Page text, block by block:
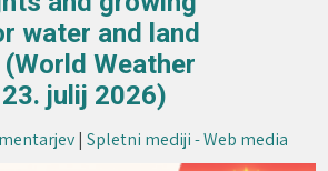
water and land
Weather
julij 2026)
|Spletni mediji - Web media